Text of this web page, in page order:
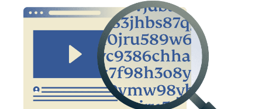
שאלות נפוצות על תכונות VPN